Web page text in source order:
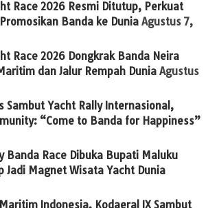
Race 2026 Resmi Ditutup, Perkuat
Banda ke Dunia Agustus 7,
Race 2026 Dongkrak Banda Neira
dan Jalur Rempah Dunia Agustus
Sambut Yacht Rally Internasional,
“Come to Banda for Happiness”
Banda Race Dibuka Bupati Maluku
Jadi Magnet Wisata Yacht Dunia
Indonesia, Kodaeral IX Sambut